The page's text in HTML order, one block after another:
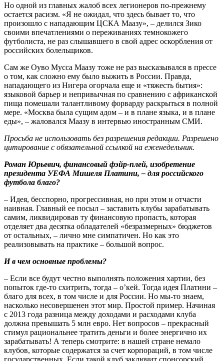
Но одной из главных жалоб всех легионеров по-прежнему
остается расизм. «Я не ожидал, что здесь бывает то, что
произошло с нападающим ЦСКА Маазу», – делился Зико
своими впечатлениями о переживаниях темнокожего
футболиста, не раз слышавшего в свой адрес оскорбления от
российских болельщиков.
Сам же Оуво Мусса Маазу тоже не раз высказывался в прессе
о том, как сложно ему было выжить в России. Правда,
нападающего из Нигера огорчала еще и «тяжесть бытия»:
языковой барьер и непривычная по сравнению с африканской
пища помешали талантливому форварду раскрыться в полной
мере. «Москва была сущим адом – и в плане языка, и в плане
еды», – жаловался Маазу в интервью иностранным СМИ.
Просьба не использовать без разрешения редакции. Разрешено
цитирование с обязательной ссылкой на еженедельник.
Роман Юрьевич, финансовый фэйр-плей, изобретение
президента УЕФА Мишеля Платини, – для российского
футбола благо?
– Идея, бесспорно, прогрессивная, но при этом и отчасти
наивная. Главный ее посыл – заставить клубы зарабатывать
самим, ликвидировав ту финансовую пропасть, которая
отделяет два десятка обладателей «безразмерных» бюджетов
от остальных, – лично мне симпатичен. Но как это
реализовывать на практике – большой вопрос.
И в чем основные проблемы?
– Если все будут честно выполнять положения хартии, без
попыток где-то схитрить, тогда – о’кей. Тогда идея Платини –
благо для всех, в том числе и для России. Но мы-то знаем,
насколько несовершенен этот мир. Простой пример. Начиная
с 2013 года разница между доходами и расходами клуба
должна превышать 5 млн евро. Нет вопросов – прекрасный
стимул рациональнее тратить деньги и более энергично их
зарабатывать! А теперь смотрите: в нашей стране немало
клубов, которые содержатся за счет корпораций, в том числе
государственных. Если такой клуб заключит спонсорский